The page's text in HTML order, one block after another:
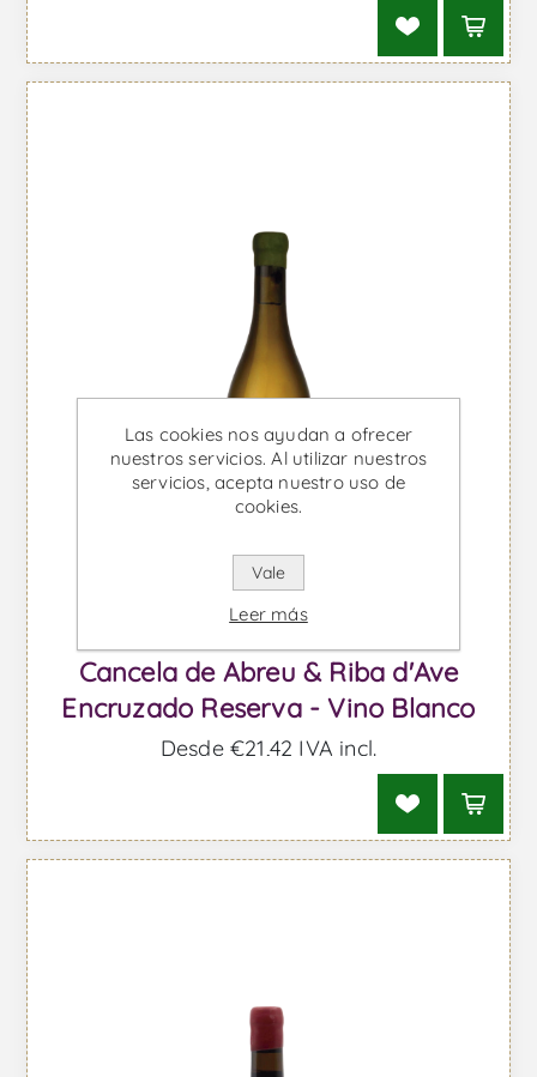
Cancela de Abreu & Riba d'Ave
Encruzado Reserva - Vino Blanco
Desde €21,42 IVA incl.
Las cookies nos ayudan a ofrecer
nuestros servicios. Al utilizar nuestros
servicios, acepta nuestro uso de
cookies.
Vale
Leer más